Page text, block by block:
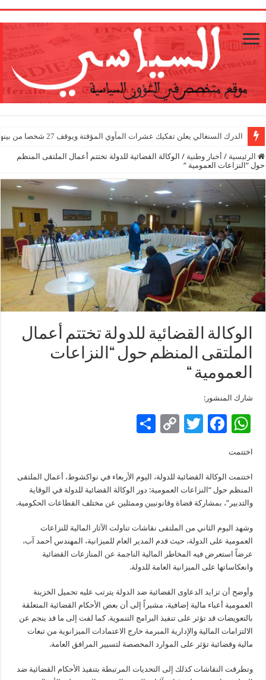
الدرك السنغالي يعلن تفكيك عشرات المآوي المؤقتة ويوقف 27 شخصا من بينهم أجانب
الرئيسية / أخبار وطنية / الوكالة القضائية للدولة تختتم أعمال الملتقى المنظم
حول “النزاعات العمومية “
الوكالة القضائية للدولة تختتم أعمال
الملتقى المنظم حول “النزاعات
العمومية “
شارك المنشور:
W
at
sA
p
p
F
b
o
o
k
T
er
C
y
Li
n
k
e
اختتمت
اختتمت الوكالة القضائية للدولة، اليوم الأربعاء في نواكشوط، أعمال الملتقى
المنظم حول “النزاعات العمومية: دور الوكالة القضائية للدولة في الوقاية
والتدبير”، بمشاركة قضاة وقانونيين وممثلين عن مختلف القطاعات الحكومية.
وشهد اليوم الثاني من الملتقى نقاشات تناولت الآثار المالية للنزاعات
العمومية على الدولة، حيث قدم المدير العام للميزانية، المهندس أحمد آب،
عرضاً استعرض فيه المخاطر المالية الناجمة عن المنازعات القضائية
وانعكاساتها على الميزانية العامة للدولة.
وأوضح أن تزايد الدعاوى القضائية ضد الدولة يترتب عليه تحميل الخزينة
العمومية أعباء مالية إضافية، مشيراً إلى أن بعض الأحكام القضائية المتعلقة
بالتعويضات قد تؤثر على تنفيذ البرامج التنموية. كما لفت إلى ما قد ينجم عن
الالتزامات المالية والإدارية المبرمة خارج الاعتمادات الميزانوية من تبعات
مالية وقضائية تؤثر على الموارد المخصصة لتسيير المرافق العامة.
وتطرقت النقاشات كذلك إلى التحديات المرتبطة بتنفيذ الأحكام القضائية ضد